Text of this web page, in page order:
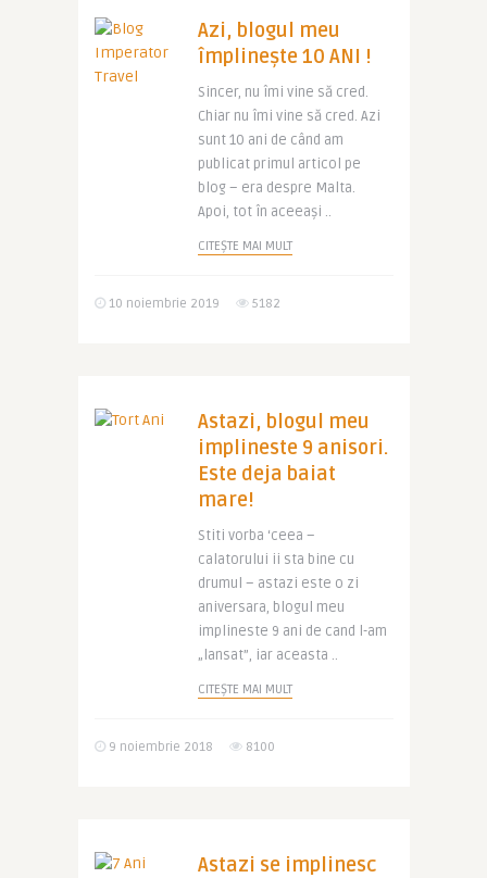
Azi, blogul meu
împlinește 10 ANI !
Sincer, nu îmi vine să cred.
Chiar nu îmi vine să cred. Azi
sunt 10 ani de când am
publicat primul articol pe
blog – era despre Malta.
Apoi, tot în aceeași ..
CITEȘTE MAI MULT
10 noiembrie 2019 5182
Astazi, blogul meu
implineste 9 anisori.
Este deja baiat
mare!
Stiti vorba ‘ceea –
calatorului ii sta bine cu
drumul – astazi este o zi
aniversara, blogul meu
implineste 9 ani de cand l-am
„lansat”, iar aceasta ..
CITEȘTE MAI MULT
9 noiembrie 2018 8100
Astazi se implinesc